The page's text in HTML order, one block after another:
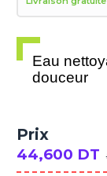
Eau
douceur
Prix
44,600 DT